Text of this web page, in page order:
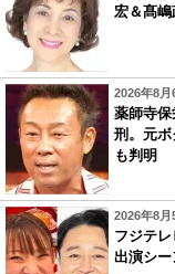
宏＆髙
2026年8
薬師寺
刑。元
も判明
2026年8
フジテ
出演シ